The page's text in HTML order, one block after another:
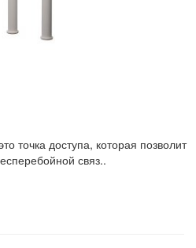
точка доступа, которая позволит
связ..